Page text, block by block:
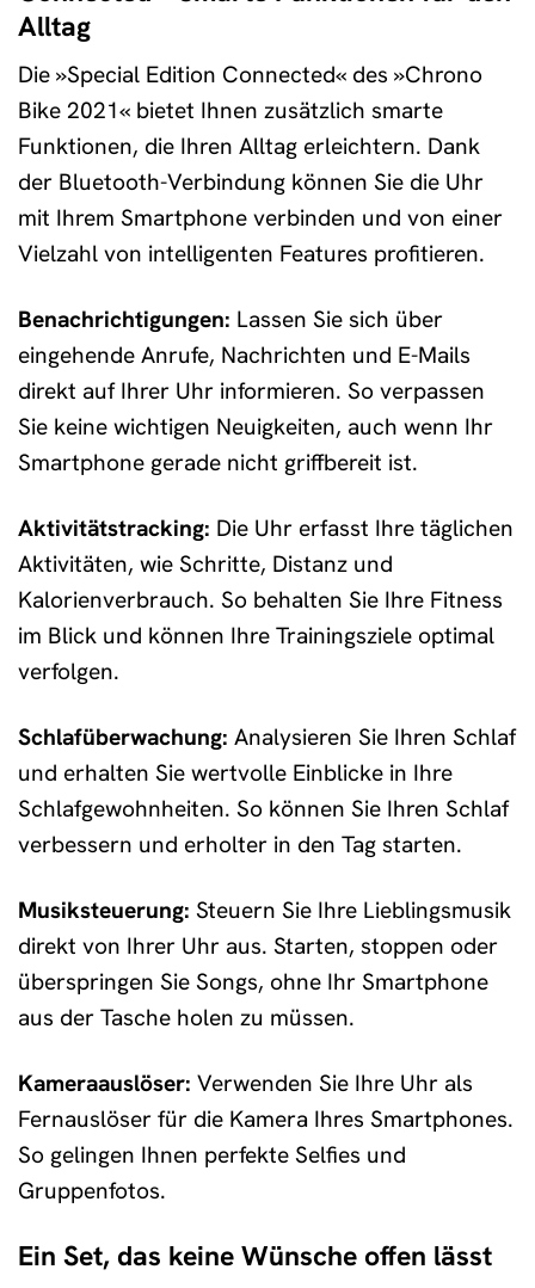
Alltag
Die »Special Edition Connected« des »Chrono
Bike 2021« bietet Ihnen zusätzlich smarte
Funktionen, die Ihren Alltag erleichtern. Dank
der Bluetooth-Verbindung können Sie die Uhr
mit Ihrem Smartphone verbinden und von einer
Vielzahl von intelligenten Features profitieren.
Benachrichtigungen: Lassen Sie sich über
eingehende Anrufe, Nachrichten und E-Mails
direkt auf Ihrer Uhr informieren. So verpassen
Sie keine wichtigen Neuigkeiten, auch wenn Ihr
Smartphone gerade nicht griffbereit ist.
Aktivitätstracking: Die Uhr erfasst Ihre täglichen
Aktivitäten, wie Schritte, Distanz und
Kalorienverbrauch. So behalten Sie Ihre Fitness
im Blick und können Ihre Trainingsziele optimal
verfolgen.
Schlafüberwachung: Analysieren Sie Ihren Schlaf
und erhalten Sie wertvolle Einblicke in Ihre
Schlafgewohnheiten. So können Sie Ihren Schlaf
verbessern und erholter in den Tag starten.
Musiksteuerung: Steuern Sie Ihre Lieblingsmusik
direkt von Ihrer Uhr aus. Starten, stoppen oder
überspringen Sie Songs, ohne Ihr Smartphone
aus der Tasche holen zu müssen.
Kameraauslöser: Verwenden Sie Ihre Uhr als
Fernauslöser für die Kamera Ihres Smartphones.
So gelingen Ihnen perfekte Selfies und
Gruppenfotos.
Ein Set, das keine Wünsche offen lässt